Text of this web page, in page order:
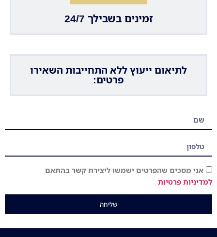
זמינים בשבילך 24/7
לתיאום ייעוץ ללא התחייבות השאירו
פרטים:
אני מסכים שהפרטים ישמשו ליצירת קשר בהתאם
למדיניות פרטיות
שליחה